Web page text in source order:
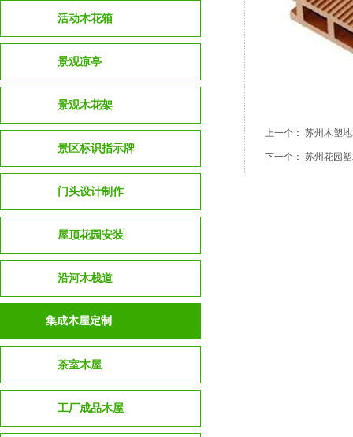
活动木花箱
景观凉亭
景观木花架
景区标识指示牌
门头设计制作
屋顶花园安装
沿河木栈道
集成木屋定制
茶室木屋
工厂成品木屋
上一个： 苏州木塑
下一个： 苏州花园